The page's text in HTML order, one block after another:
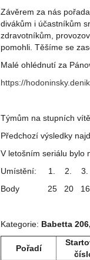
Závěrem za nás
divákům i účastníkům
zdravotníkům,
pomohli. Těšíme se
Malé ohlédnutí za
https://
Týmům na stupních
Předchozí výsledky
V letošním seriálu bylo
Umístění: 1. 2.
Body 25
Kategorie: Babetta
Pořadí